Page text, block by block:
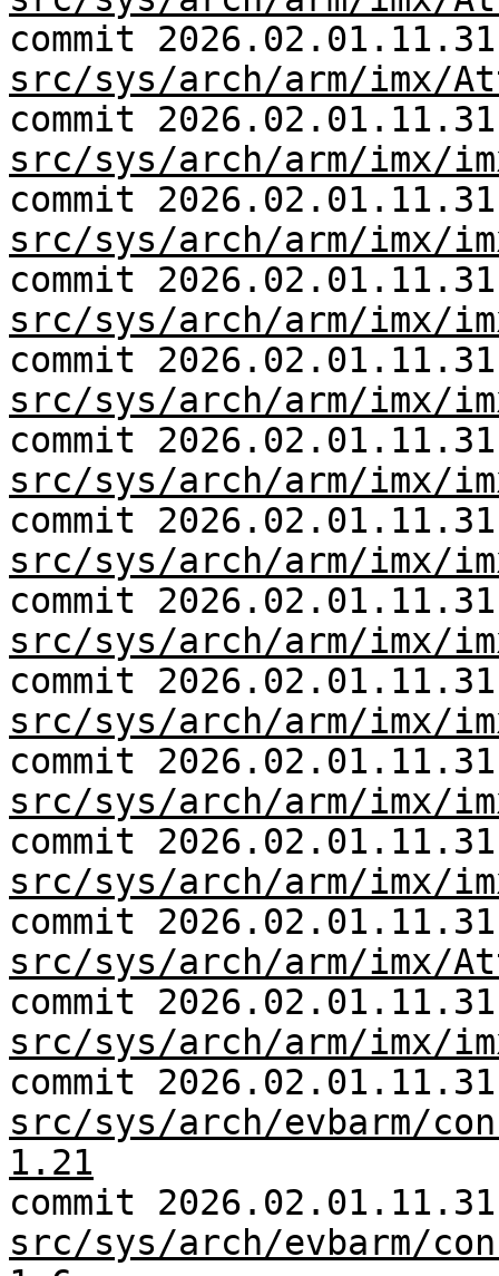
commit
src/sys/arch/arm/imx/
commit
src/sys/arch/arm/imx/
commit
src/sys/arch/arm/imx/
commit
src/sys/arch/arm/imx/
commit
src/sys/arch/arm/imx/
commit
src/sys/arch/arm/imx/
commit
src/sys/arch/arm/imx/
commit
src/sys/arch/arm/imx/
commit
src/sys/arch/arm/imx/
commit
src/sys/arch/arm/imx/
commit
src/sys/arch/arm/imx/
commit
src/sys/arch/arm/imx/
commit
src/sys/arch/arm/imx/
commit
src/sys/arch/evbarm/
1.21
commit
src/sys/arch/evbarm/